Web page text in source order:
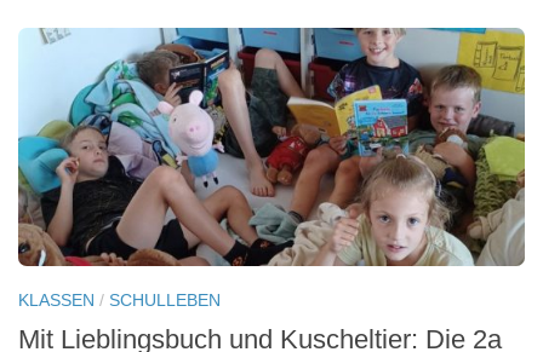
KLASSEN / SCHULLEBEN